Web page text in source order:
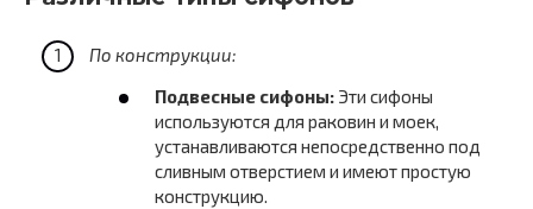
По конструкции:
Подвесные сифоны: Эти сифоны
используются для раковин и моек,
устанавливаются непосредственно под
сливным отверстием и имеют простую
конструкцию.